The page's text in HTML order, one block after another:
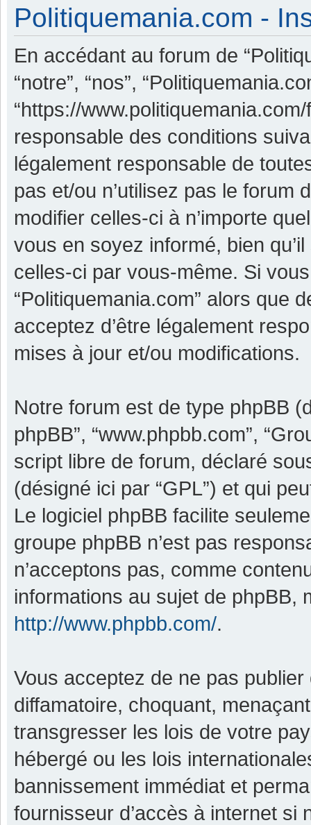
Politiquemania.com -
En accédant au forum de
“notre”, “nos”,
“https://
responsable des conditions
légalement responsable de
pas et/ou n’utilisez pas le forum
modifier celles-ci à n’importe
vous en soyez informé, bien
celles-ci par vous-même. Si
“Politiquemania.com” alors que
acceptez d’être légalement
mises à jour et/ou modifications.
Notre forum est de type phpBB
phpBB”, “www.phpbb.com”,
script libre de forum, déclaré
(désigné ici par “GPL”) et qui
Le logiciel phpBB facilite
groupe phpBB n’est pas
n’acceptons pas, comme
informations au sujet de phpBB,
http://www.phpbb.com/.
Vous acceptez de ne pas
diffamatoire, choquant,
transgresser les lois de votre
hébergé ou les lois
bannissement immédiat et
fournisseur d’accès à internet si